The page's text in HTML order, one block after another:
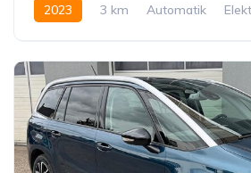
2023 3 km Automatik